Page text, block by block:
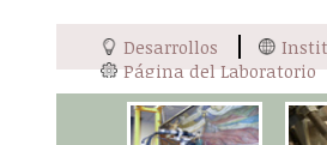
Desarrollos
Página del Laboratorio